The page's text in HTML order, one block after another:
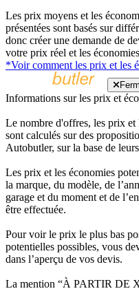
Les prix moyens et les
présentées sont basés sur
donc créer une demande de
votre prix réel et les
*Voir comment les prix et les
Informations sur les prix et
Le nombre d'offres, les prix et
sont calculés sur des
Autobutler, sur la base de
Les prix et les économies
la marque, du modèle, de
garage et du moment et de
être effectuée.
Pour voir le prix le plus bas
potentielles possibles, vous
dans l’aperçu de vos devis.
La mention “À PARTIR DE